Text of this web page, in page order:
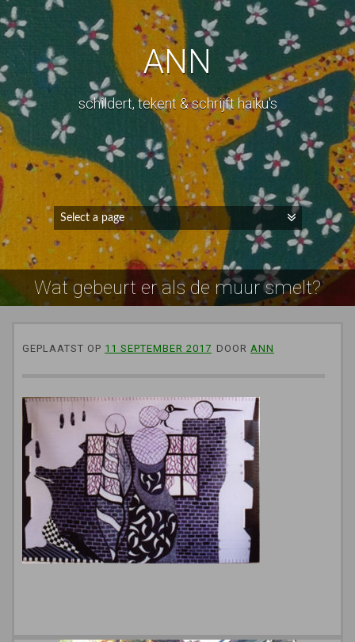
ANN
schildert, tekent & schrijft haiku's
Wat gebeurt er als de muur smelt?
GEPLAATST OP 11 SEPTEMBER 2017 DOOR ANN